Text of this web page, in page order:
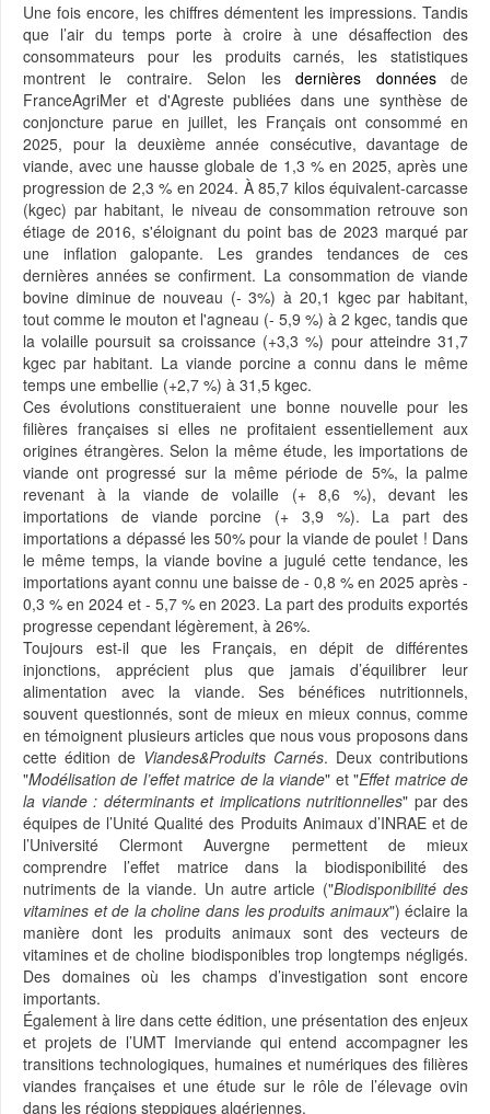
Une fois encore, les chiffres démentent les impressions. Tandis
que l’air du temps porte à croire à une désaffection des
consommateurs pour les produits carnés, les statistiques
montrent le contraire. Selon lesdernières donnéesde
FranceAgriMer et d'Agreste publiées dans une synthèse de
conjoncture parue en juillet, les Français ont consommé en
2025, pour la deuxième année consécutive, davantage de
viande, avec une hausse globale de 1,3 % en 2025, après une
progression de 2,3 % en 2024. À 85,7 kilos équivalent-carcasse
(kgec) par habitant, le niveau de consommation retrouve son
étiage de 2016, s'éloignant du point bas de 2023 marqué par
une inflation galopante. Les grandes tendances de ces
dernières années se confirment. La consommation de viande
bovine diminue de nouveau (- 3%) à 20,1 kgec par habitant,
tout comme le mouton et l'agneau (- 5,9 %) à 2 kgec, tandis que
la volaille poursuit sa croissance (+3,3 %) pour atteindre 31,7
kgec par habitant. La viande porcine a connu dans le même
temps une embellie (+2,7 %) à 31,5 kgec.
Ces évolutions constitueraient une bonne nouvelle pour les
filières françaises si elles ne profitaient essentiellement aux
origines étrangères. Selon la même étude, les importations de
viande ont progressé sur la même période de 5%, la palme
revenant à la viande de volaille (+ 8,6 %), devant les
importations de viande porcine (+ 3,9 %). La part des
importations a dépassé les 50% pour la viande de poulet ! Dans
le même temps, la viande bovine a jugulé cette tendance, les
importations ayant connu une baisse de - 0,8 % en 2025 après -
0,3 % en 2024 et - 5,7 % en 2023. La part des produits exportés
progresse cependant légèrement, à 26%.
Toujours est-il que les Français, en dépit de différentes
injonctions, apprécient plus que jamais d’équilibrer leur
alimentation avec la viande. Ses bénéfices nutritionnels,
souvent questionnés, sont de mieux en mieux connus, comme
en témoignent plusieurs articles que nous vous proposons dans
cette édition de Viandes&Produits Carnés. Deux contributions
"Modélisation de l’effet matrice de la viande" et "Effet matrice de
la viande : déterminants et implications nutritionnelles" par des
équipes de l’Unité Qualité des Produits Animaux d’INRAE et de
l’Université Clermont Auvergne permettent de mieux
comprendre l’effet matrice dans la biodisponibilité des
nutriments de la viande. Un autre article ("Biodisponibilité des
vitamines et de la choline dans les produits animaux") éclaire la
manière dont les produits animaux sont des vecteurs de
vitamines et de choline biodisponibles trop longtemps négligés.
Des domaines où les champs d’investigation sont encore
importants.
Également à lire dans cette édition, une présentation des enjeux
et projets de l’UMT Imerviande qui entend accompagner les
transitions technologiques, humaines et numériques des filières
viandes françaises et une étude sur le rôle de l’élevage ovin
dans les régions steppiques algériennes.